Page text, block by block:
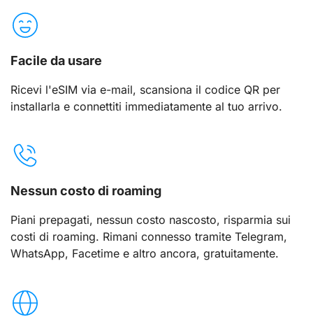
Facile da usare
Ricevi l'eSIM via e-mail, scansiona il codice QR per
installarla e connettiti immediatamente al tuo arrivo.
Nessun costo di roaming
Piani prepagati, nessun costo nascosto, risparmia sui
costi di roaming. Rimani connesso tramite Telegram,
WhatsApp, Facetime e altro ancora, gratuitamente.